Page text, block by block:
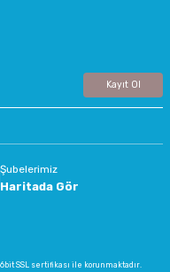
Kayıt Ol
Şubelerimiz
Haritada Gör
SSL sertifikası ile korunmaktadır.